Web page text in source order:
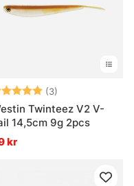
(3)
Twinteez V2 V-
14,5cm 9g 2pcs
kr